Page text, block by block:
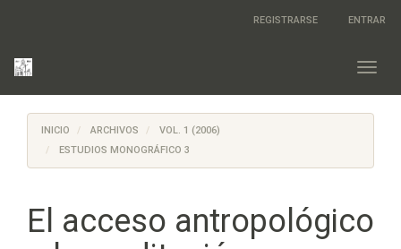
contenido
la
página
Navegación
principal
Contenido
Barra
lateral
REGISTRARSE ENTRAR
INICIO ARCHIVOS
VOL. 1 (2006)
ESTUDIOS MONOGRÁFICO 3
El acceso antropológico